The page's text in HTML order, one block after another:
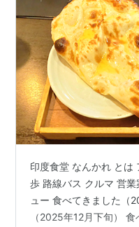
印度食堂 なんかれ とは
歩 路線バス クルマ 営
ュー 食べてきました（
（2025年12月下旬）